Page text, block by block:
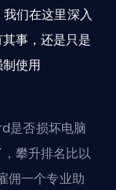
们在这里深入
事，还是只是
使用
是否损坏电脑
攀升排名比以
佣一个专业助